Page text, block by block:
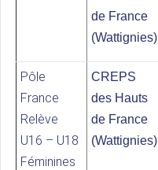
de France
(Wattignies)
Pôle
France
Relève
U16 – U18
Féminines
CREPS
des Hauts
de France
(Wattignies)